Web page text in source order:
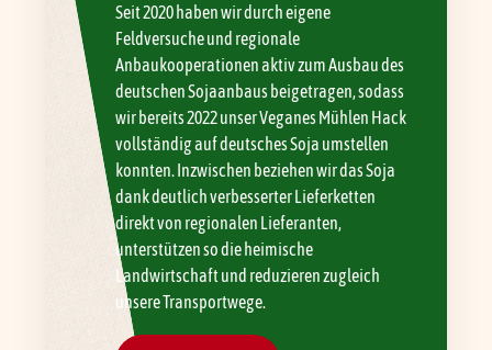
Seit 2020 haben wir durch eigene
Feldversuche und regionale
Anbaukooperationen aktiv zum Ausbau des
deutschen Sojaanbaus beigetragen, sodass
wir bereits 2022 unser Veganes Mühlen Hack
vollständig auf deutsches Soja umstellen
konnten. Inzwischen beziehen wir das Soja
dank deutlich verbesserter Lieferketten
direkt von regionalen Lieferanten,
unterstützen so die heimische
Landwirtschaft und reduzieren zugleich
unsere Transportwege.